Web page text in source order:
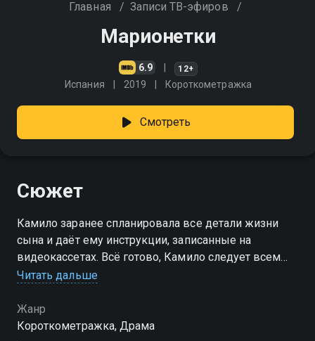
Главная / Записи ТВ-эфиров /
Марионетки
6.9 12+
Испания 2019 Короткометражка
Смотреть
Сюжет
Камило заранее спланировала все детали жизни
сына и даёт ему инструкции, записанные на
видеокассетах. Всё готово, Камило следует всем
подсказкам, но романтический ужин
Читать дальше
Жанр
Короткометражка, Драма